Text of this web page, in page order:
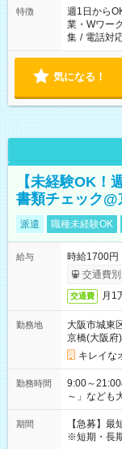
特徴 週1日から
業・Wワー
集 / 電話対
気になる！
【未経験OK！
書類チェック@
派遣 職種未経験OK
給与
時給1700円
交通費
交通費 月1
勤務地
大阪市城東
京橋(大阪府
キレイな
勤務時間
9:00～
～」なども
期間
【急募】
※短期・長